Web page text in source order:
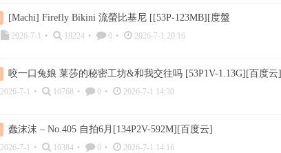
[Machi] Firefly Bikini 流螢比基尼 [[53P-123MB][度盤
2026-7-1 • 18224 • 0 • 2026-7-1 20:16
咬一口兔娘 莱莎的秘密工坊&和我交往吗 [53P1V-1.13G][百度云]
2026-7-1 • 10768 • 0 • 2026-7-1 14:30
蠢沫沫 – No.405 自拍6月[134P2V-592M][百度云]
2026-7-1 • 10384 • 0 • 2026-7-1 14:16